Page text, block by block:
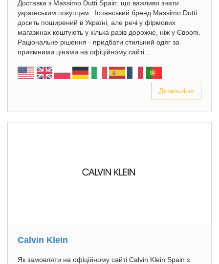
Доставка з Massimo Dutti Spain: що важливо знати
українським покупцям Іспанський бренд Massimo Dutti
досить поширений в Україні, але речі у фірмових
магазинах коштують у кілька разів дорожче, ніж у Європі.
Раціональне рішення - придбати стильний одяг за
приємними цінами на офіційному сайті...
Детальніше
Calvin Klein
Як замовляти на офіційному сайті Calvin Klein Spain з